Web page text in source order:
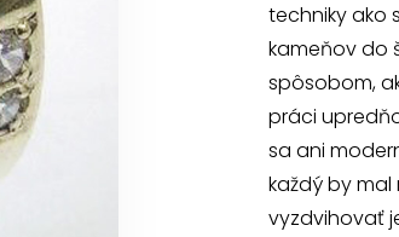
techniky ako
kameňov do
spôsobom,
práci
sa ani
každý by
vyzdvihovať